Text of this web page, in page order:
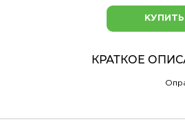
КУПИТЬ
КРАТКОЕ